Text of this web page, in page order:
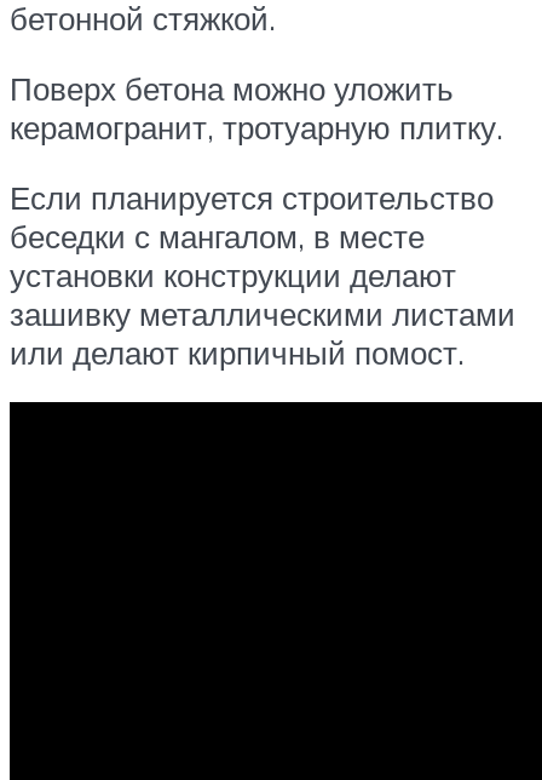
бетонной стяжкой.
Поверх бетона можно уложить
керамогранит, тротуарную плитку.
Если планируется строительство
беседки с мангалом, в месте
установки конструкции делают
зашивку металлическими листами
или делают кирпичный помост.